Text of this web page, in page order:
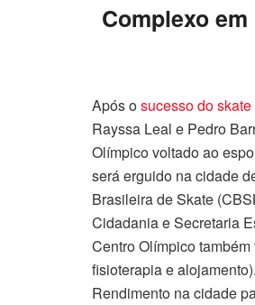
Complexo
Após osucesso do
Rayssa Leal e Pedro
Olímpico voltado ao
será erguido na cidade
Brasileira de Skate
Cidadania e Secretaria
Centro Olímpico
fisioterapia e
Rendimento na cidade